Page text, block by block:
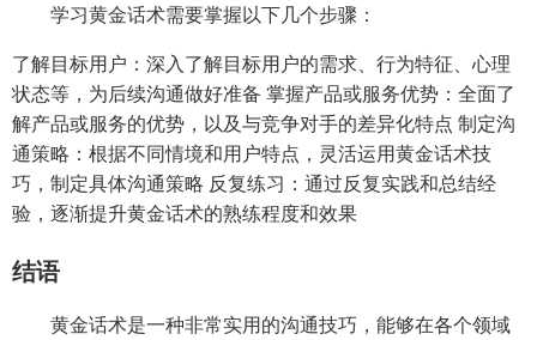
学习黄金话术需要掌握以下几个步骤：
了解目标用户：深入了解目标用户的需求、行为特征、心理
状态等，为后续沟通做好准备 掌握产品或服务优势：全面了
解产品或服务的优势，以及与竞争对手的差异化特点 制定沟
通策略：根据不同情境和用户特点，灵活运用黄金话术技
巧，制定具体沟通策略 反复练习：通过反复实践和总结经
验，逐渐提升黄金话术的熟练程度和效果
结语
黄金话术是一种非常实用的沟通技巧，能够在各个领域